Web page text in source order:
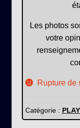
Les photos
votre
Rupture de
Catégorie :